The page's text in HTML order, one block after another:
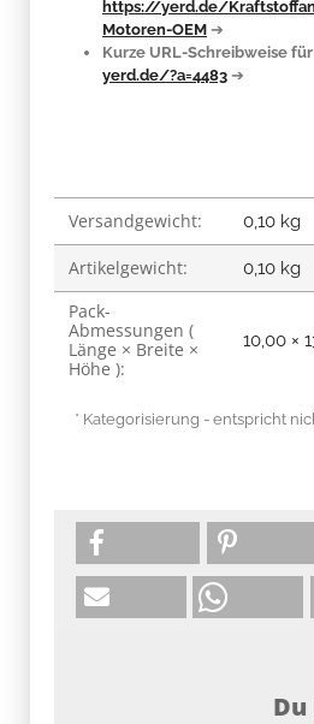
https://yerd.de/
Motoren-OEM ➔
Kurze URL-Schreibweise
yerd.de/?a=4483 ➔
Produkteigenschaft
Wert
Versandgewicht: 0,10 kg
Artikelgewicht: 0,10 kg
Pack-
Abmessungen (
Länge × Breite ×
Höhe ):
10,00 ×
* Kategorisierung - entspricht